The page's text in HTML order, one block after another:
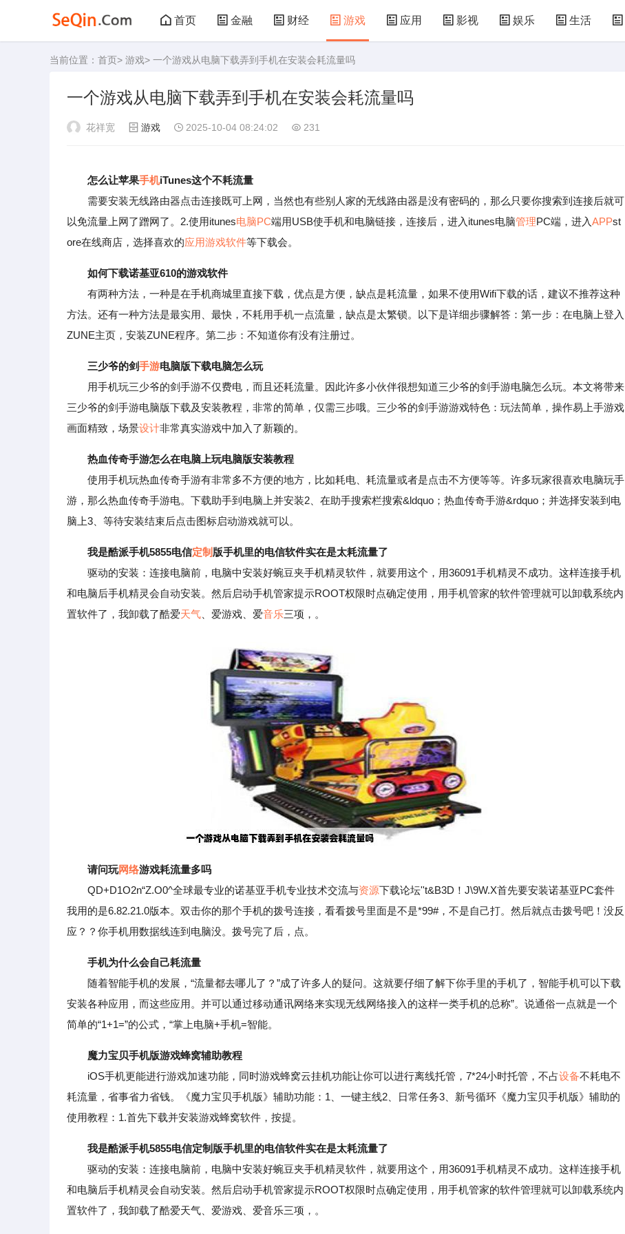
首页 金融 财经 游戏 应用 影视 娱乐 生活
管理 文学 艺术 汽车
败家 厨房 美食 仪器 机械
当前位置： 首页> 游戏> 一个游戏从电脑下载弄到手机在安装会耗流量吗
一个游戏从电脑下载弄到手机在安装会耗流量吗
花祥宽 游戏 2025-10-04 08:24:02 231
怎么让苹果手机iTunes这个不耗流量
需要安装无线路由器点击连接既可上网，当然也有些别人家的无线路由器是没有密码的，那么只要你搜索到连接后就可
以免流量上网了蹭网了。2.使用itunes电脑PC端用USB使手机和电脑链接，连接后，进入itunes电脑管理PC端，进入APPst
ore在线商店，选择喜欢的应用游戏软件等下载会。
如何下载诺基亚610的游戏软件
有两种方法，一种是在手机商城里直接下载，优点是方便，缺点是耗流量，如果不使用Wifi下载的话，建议不推荐这种
方法。还有一种方法是最实用、最快，不耗用手机一点流量，缺点是太繁锁。以下是详细步骤解答：第一步：在电脑上登入
ZUNE主页，安装ZUNE程序。第二步：不知道你有没有注册过。
三少爷的剑手游电脑版下载电脑怎么玩
用手机玩三少爷的剑手游不仅费电，而且还耗流量。因此许多小伙伴很想知道三少爷的剑手游电脑怎么玩。本文将带来
三少爷的剑手游电脑版下载及安装教程，非常的简单，仅需三步哦。三少爷的剑手游游戏特色：玩法简单，操作易上手游戏
画面精致，场景设计非常真实游戏中加入了新颖的。
热血传奇手游怎么在电脑上玩电脑版安装教程
使用手机玩热血传奇手游有非常多不方便的地方，比如耗电、耗流量或者是点击不方便等等。许多玩家很喜欢电脑玩手
游，那么热血传奇手游电。下载助手到电脑上并安装2、在助手搜索栏搜索&ldquo；热血传奇手游&rdquo；并选择安装到电
脑上3、等待安装结束后点击图标启动游戏就可以。
我是酷派手机5855电信定制 版手机里的电信软件实在是太耗流量了
驱动的安装：连接电脑前，电脑中安装好蜿豆夹手机精灵软件，就要用这个，用36091手机精灵不成功。这样连接手机
和电脑后手机精灵会自动安装。然后启动手机管家提示ROOT权限时点确定使用，用手机管家的软件管理就可以卸载系统内
置软件了，我卸载了酷爱天气 、爱游戏、爱音乐三项，。
请问玩网络游戏耗流量多吗
QD+D1O2n“Z.O0^全球最专业的诺基亚手机专业技术交流与资源下载论坛''t&B3D！J\9W.X首先要安装诺基亚PC套件
我用的是6.82.21.0版本。双击你的那个手机的拨号连接，看看拨号里面是不是*99#，不是自己打。然后就点击拨号吧！没反
应？？你手机用数据线连到电脑没。拨号完了后，点。
手机为什么会自己耗流量
随着智能手机的发展，“流量都去哪儿了？”成了许多人的疑问。这就要仔细了解下你手里的手机了，智能手机可以下载
安装各种应用，而这些应用。并可以通过移动通讯网络来实现无线网络接入的这样一类手机的总称”。说通俗一点就是一个
简单的“1+1=”的公式，“掌上电脑+手机=智能。
魔力宝贝手机版游戏蜂窝辅助教程
iOS手机更能进行游戏加速功能，同时游戏蜂窝云挂机功能让你可以进行离线托管，7*24小时托管，不占设备不耗电不
耗流量，省事省力省钱。《魔力宝贝手机版》辅助功能：1、一键主线2、日常任务3、新号循环《魔力宝贝手机版》辅助的
使用教程：1.首先下载并安装游戏蜂窝软件，按提。
我是酷派手机5855电信定制版手机里的电信软件实在是太耗流量了
驱动的安装：连接电脑前，电脑中安装好蜿豆夹手机精灵软件，就要用这个，用36091手机精灵不成功。这样连接手机
和电脑后手机精灵会自动安装。然后启动手机管家提示ROOT权限时点确定使用，用手机管家的软件管理就可以卸载系统内
置软件了，我卸载了酷爱天气、爱游戏、爱音乐三项，。